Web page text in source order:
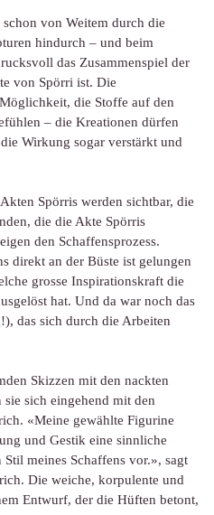
von Weitem durch die
hindurch – und beim
das Zusammenspiel der
von Spörri ist. Die
die Stoffe auf den
– die Kreationen dürfen
Wirkung sogar verstärkt und
Spörris werden sichtbar, die
die die Akte Spörris
den Schaffensprozess.
direkt an der Büste ist gelungen
grosse Inspirationskraft die
hat. Und da war noch das
das sich durch die Arbeiten
Skizzen mit den nackten
sich eingehend mit den
«Meine gewählte Figurine
und Gestik eine sinnliche
meines Schaffens vor.», sagt
Die weiche, korpulente und
Entwurf, der die Hüften betont,